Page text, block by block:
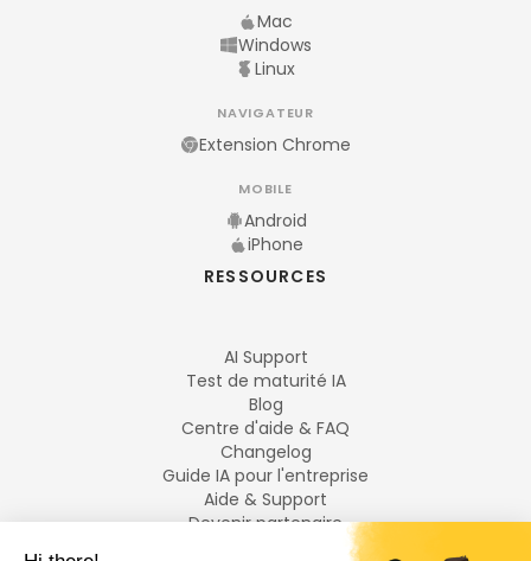
Mac
Windows
Linux
NAVIGATEUR
Extension Chrome
MOBILE
Android
iPhone
RESSOURCES
AI Support
Test de maturité IA
Blog
Centre d'aide & FAQ
Changelog
Guide IA pour l'entreprise
Aide & Support
Devenir partenaire